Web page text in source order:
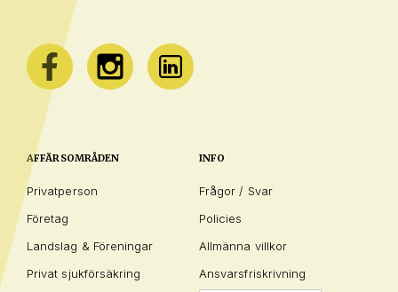
AFFÄRSOMRÅDEN
Privatperson
Företag
Landslag & Föreningar
Privat sjukförsäkring
INFO
Frågor / Svar
Policies
Allmänna villkor
Ansvarsfriskrivning